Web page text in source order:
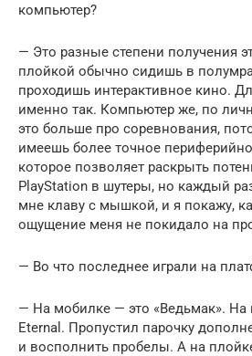
компьютер?
— Это разные степени получения
плойкой обычно сидишь в
проходишь интерактивное кино.
именно так. Компьютер же, по
это больше про соревнования,
имеешь более точное
которое позволяет раскрыть
PlayStation в шутеры, но каждый
мне клаву с мышкой, и я покажу,
ощущение меня не покидало на
— Во что последнее играли на
— На мобилке — это «Ведьмак».
Eternal. Пропустил парочку
и восполнить пробелы. А на